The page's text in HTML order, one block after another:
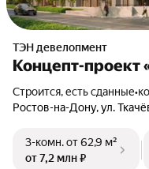
ТЭН девелопмент
Концепт-проект
Строится, есть сданные•
Ростов-на-Дону, ул.
3-комн.от 62,9 м²
от 7,2 млн ₽